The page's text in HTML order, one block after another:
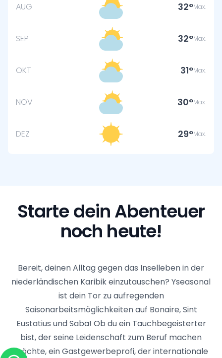
AUG Max.
32
SEP Max.
32
OKT Max.
31
NOV Max.
30
DEZ Max.
29
Starte dein Abenteuer
noch heute!
Bereit, deinen Alltag gegen das Inselleben in der
niederländischen Karibik einzutauschen? Yseasonal
ist dein Tor zu aufregenden
Saisonarbeitsmöglichkeiten auf Bonaire, Sint
Eustatius und Saba! Ob du ein Tauchbegeisterter
bist, der seine Leidenschaft zum Beruf machen
möchte, ein Gastgewerbeprofi, der internationale